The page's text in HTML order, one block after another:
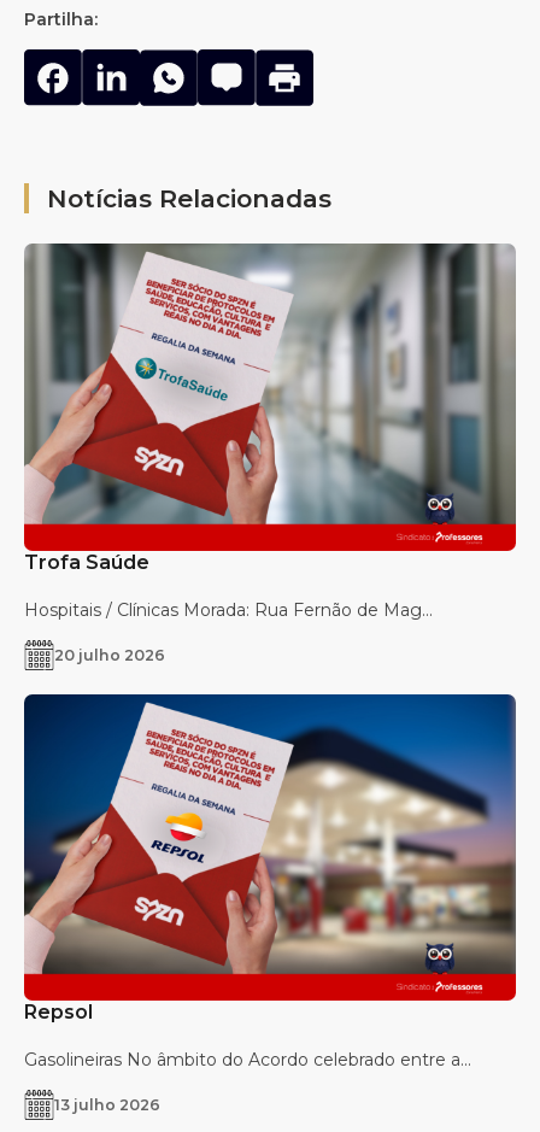
Partilha:
Notícias Relacionadas
Trofa Saúde
Hospitais / Clínicas Morada: Rua Fernão de Mag...
20 julho 2026
Repsol
Gasolineiras No âmbito do Acordo celebrado entre a...
13 julho 2026